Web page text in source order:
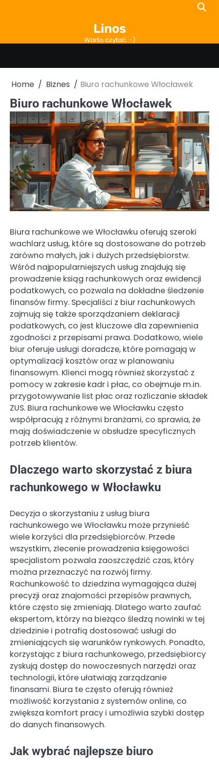
Linos
Warto czytać :-)
Home Biznes Biuro rachunkowe Włocławek
Biuro rachunkowe Włocławek
Biura rachunkowe we Włocławku oferują szeroki
wachlarz usług, które są dostosowane do potrzeb
zarówno małych, jak i dużych przedsiębiorstw.
Wśród najpopularniejszych usług znajdują się
prowadzenie ksiąg rachunkowych oraz ewidencji
podatkowych, co pozwala na dokładne śledzenie
finansów firmy. Specjaliści z biur rachunkowych
zajmują się także sporządzaniem deklaracji
podatkowych, co jest kluczowe dla zapewnienia
zgodności z przepisami prawa. Dodatkowo, wiele
biur oferuje usługi doradcze, które pomagają w
optymalizacji kosztów oraz w planowaniu
finansowym. Klienci mogą również skorzystać z
pomocy w zakresie kadr i płac, co obejmuje m.in.
przygotowywanie list płac oraz rozliczanie składek
ZUS. Biura rachunkowe we Włocławku często
współpracują z różnymi branżami, co sprawia, że
mają doświadczenie w obsłudze specyficznych
potrzeb klientów.
Dlaczego warto skorzystać z biura
rachunkowego w Włocławku
Decyzja o skorzystaniu z usług biura
rachunkowego we Włocławku może przynieść
wiele korzyści dla przedsiębiorców. Przede
wszystkim, zlecenie prowadzenia księgowości
specjalistom pozwala zaoszczędzić czas, który
można przeznaczyć na rozwój firmy.
Rachunkowość to dziedzina wymagająca dużej
precyzji oraz znajomości przepisów prawnych,
które często się zmieniają. Dlatego warto zaufać
ekspertom, którzy na bieżąco śledzą nowinki w tej
dziedzinie i potrafią dostosować usługi do
zmieniających się warunków rynkowych. Ponadto,
korzystając z biura rachunkowego, przedsiębiorcy
zyskują dostęp do nowoczesnych narzędzi oraz
technologii, które ułatwiają zarządzanie
finansami. Biura te często oferują również
możliwość korzystania z systemów online, co
zwiększa komfort pracy i umożliwia szybki dostęp
do danych finansowych.
Jak wybrać najlepsze biuro